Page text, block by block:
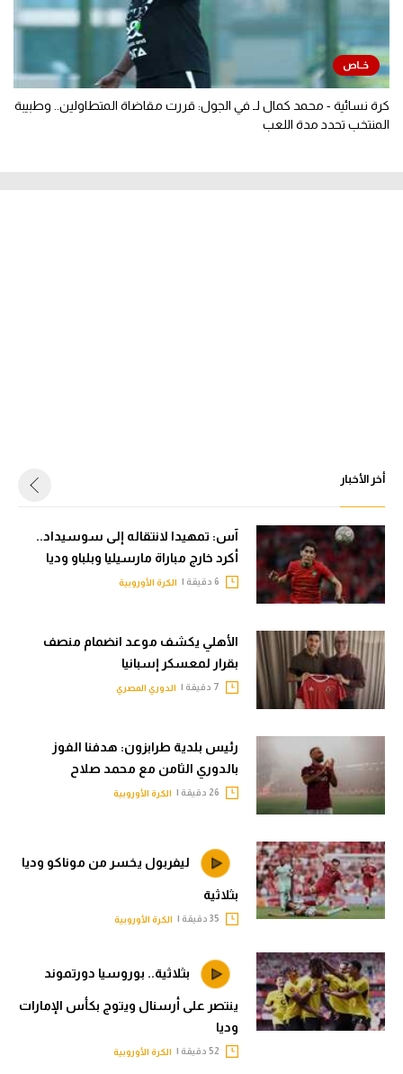
كرة نسائية - محمد كمال لـ في الجول: قررت مقاضاة المتطاولين.. وطبيبة
المنتخب تحدد مدة اللعب
أخر الأخبار
آس: تمهيدا لانتقاله إلى سوسيداد..
أكرد خارج مباراة مارسيليا وبلباو وديا
الكرة الأوروبية
الأهلي يكشف موعد انضمام منصف
بقرار لمعسكر إسبانيا
الدوري المصري
رئيس بلدية طرابزون: هدفنا الفوز
بالدوري الثامن مع محمد صلاح
الكرة الأوروبية
ليفربول يخسر من موناكو وديا
بثلاثية
الكرة الأوروبية
بثلاثية.. بوروسيا دورتموند
ينتصر على أرسنال ويتوج بكأس الإمارات
وديا
الكرة الأوروبية